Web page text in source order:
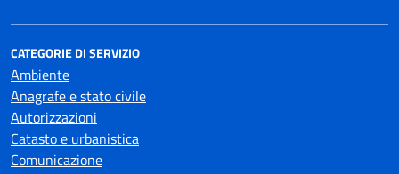
CATEGORIE DI SERVIZIO
Ambiente
Anagrafe e stato civile
Autorizzazioni
Catasto e urbanistica
Comunicazione